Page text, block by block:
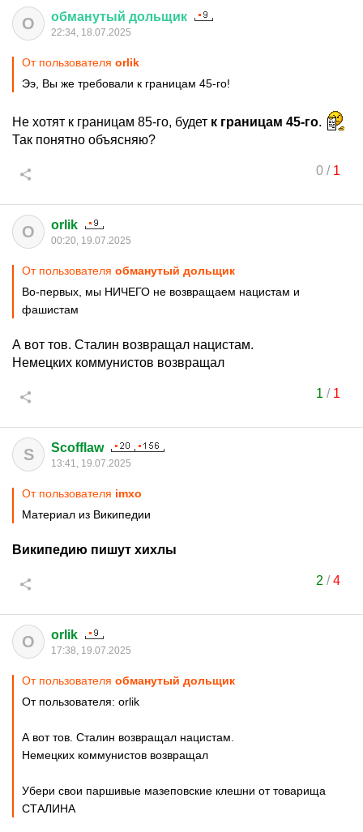
О обманутый дольщик
22:34, 18.07.2025
От пользователя orlik
Ээ, Вы же требовали к границам 45-го!
Не хотят к границам 85-го, будет к границам 45-го.
Так понятно объясняю?
0/ 1
O orlik
00:20, 19.07.2025
От пользователя обманутый дольщик
Во-первых, мы НИЧЕГО не возвращаем нацистам и
фашистам
А вот тов. Сталин возвращал нацистам.
Немецких коммунистов возвращал
1 / 1
S Scofflaw
13:41, 19.07.2025
От пользователя imxo
Материал из Википедии
Википедию пишут хихлы
2 /4
O orlik
17:38, 19.07.2025
От пользователя обманутый дольщик
От пользователя: orlik
А вот тов. Сталин возвращал нацистам.
Немецких коммунистов возвращал
Убери свои паршивые мазеповские клешни от товарища
СТАЛИНА